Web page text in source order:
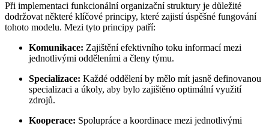
Při implementaci funkcionální organizační struktury je důležité
dodržovat některé klíčové principy, které zajistí úspěšné fungování
tohoto modelu. Mezi tyto principy patří:
Komunikace: Zajištění efektivního toku informací mezi
jednotlivými odděleními a členy týmu.
Specializace: Každé oddělení by mělo mít jasně definovanou
specializaci a úkoly, aby bylo zajištěno optimální využití
zdrojů.
Kooperace: Spolupráce a koordinace mezi jednotlivými